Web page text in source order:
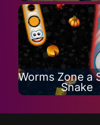
Worms Zone a
Snake